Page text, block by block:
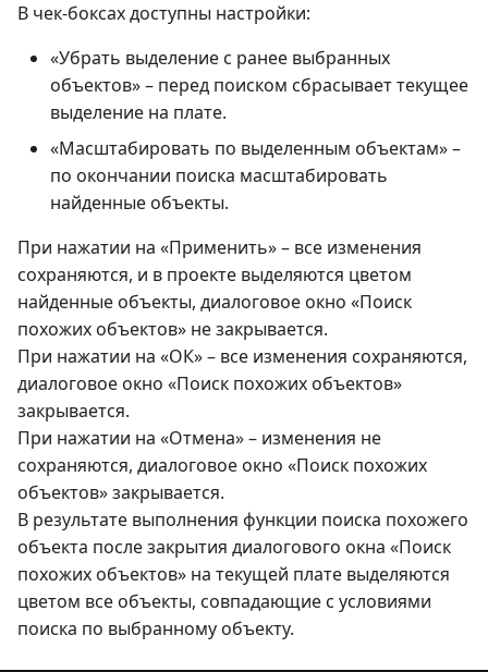
В чек-боксах доступны настройки:
«Убрать выделение с ранее выбранных
объектов» – перед поиском сбрасывает текущее
выделение на плате.
«Масштабировать по выделенным объектам» –
по окончании поиска масштабировать
найденные объекты.
При нажатии на «Применить» – все изменения
сохраняются, и в проекте выделяются цветом
найденные объекты, диалоговое окно «Поиск
похожих объектов» не закрывается.
При нажатии на «ОК» – все изменения сохраняются,
диалоговое окно «Поиск похожих объектов»
закрывается.
При нажатии на «Отмена» – изменения не
сохраняются, диалоговое окно «Поиск похожих
объектов» закрывается.
В результате выполнения функции поиска похожего
объекта после закрытия диалогового окна «Поиск
похожих объектов» на текущей плате выделяются
цветом все объекты, совпадающие с условиями
поиска по выбранному объекту.